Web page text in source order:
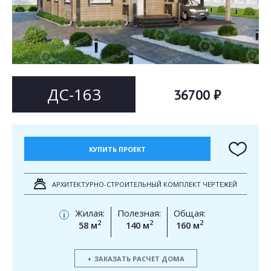
ДС-163 36700 ₽
КУПИТЬ ПРОЕКТ
АРХИТЕКТУРНО-СТРОИТЕЛЬНЫЙ КОМПЛЕКТ ЧЕРТЕЖЕЙ
i
Жилая:
58 м2
Полезная:
140 м2
Общая:
160 м2
ЗАКАЗАТЬ РАСЧЕТ ДОМА
Согласен на обработку персональных данных
ОТПРАВИТЬ
Согласен на обработку персональных данных
This site is protected by reCAPTCHA and the GooglePrivacy PolicyandTerms of Service
apply.